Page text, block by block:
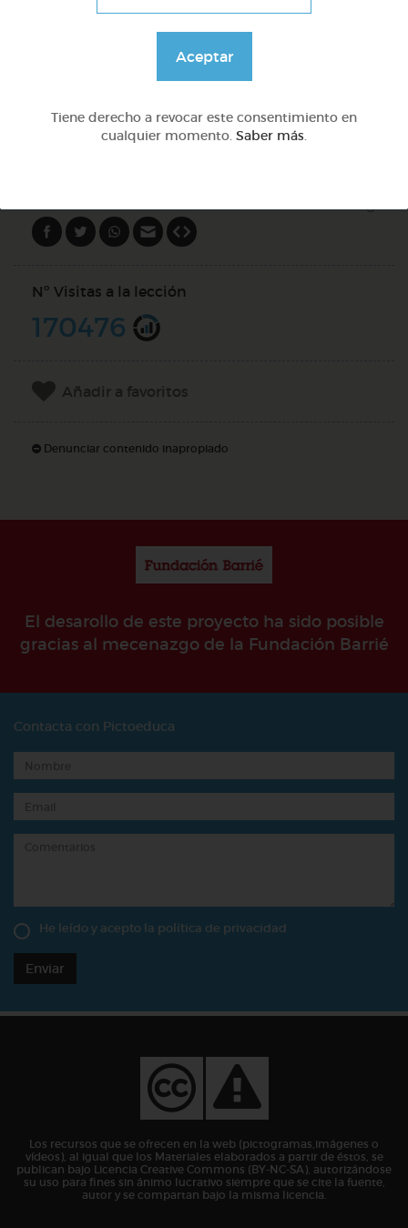
Lo más sano en la cocina y 2 fábulas de esopo
@Webparaelespanol
Nº Visitas a la lección
170476
Añadir a favoritos
Denunciar contenido inapropiado
El desarollo de este proyecto ha sido posible
gracias al mecenazgo de la Fundación Barrié
Contacta con Pictoeduca
He leído y acepto la política de privacidad
Enviar
Los recursos que se ofrecen en la web (pictogramas,imágenes o
vídeos), al igual que los Materiales elaborados a partir de éstos, se
publican bajo Licencia Creative Commons (BY-NC-SA), autorizándose
su uso para fines sin ánimo lucrativo siempre que se cite la fuente,
autor y se compartan bajo la misma licencia.
Aceptar
Tiene derecho a revocar este consentimiento en
cualquier momento. Saber más.